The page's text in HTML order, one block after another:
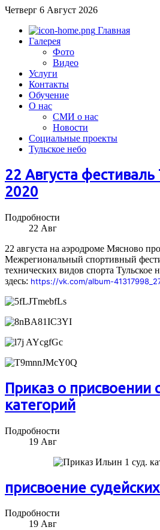
Четверг 6 Август 2026
Главная
Галерея
Фото
Видео
Услуги
Контакты
Обучение
О нас
СМИ о нас
Новости
Социальные проекты
Тульское небо
22 Августа
2020
Подробности
22 Авг
22 августа на аэродроме Мясново
Межрегиональный спортивный
технических видов спорта Тульское
здесь: https://vk.com/album-
Приказ о присвоении
категорий
Подробности
19 Авг
присвоение
Подробности
19 Авг